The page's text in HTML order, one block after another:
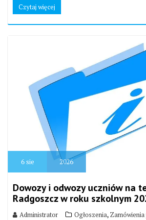
Czytaj więcej
6 sie 2026
Dowozy i odwozy uczniów na
Radgoszcz w roku szkolnym
Administrator Ogłoszenia,